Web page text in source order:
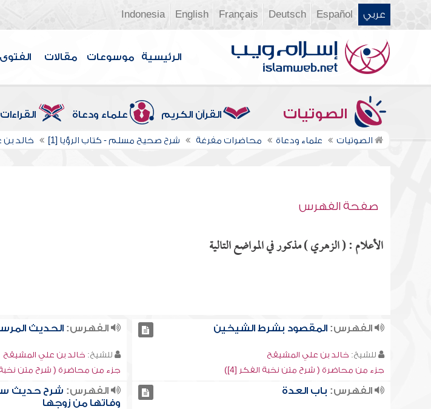
عربي Español
Deutsch
Français
English
Indonesia
الرئيسية موسوعات مقالات الفتوى
الصوتيات القرآن الكريم علماء ودعاة
الصوتيات علماء ودعاة محاضرات مفرغة شرح صحيح مسلم - كتاب الرؤيا [1] خالد
صفحة الفهرس
الأعلام : ( الزهري ) مذكور في المواضع التالية
الفهرس:المقصود بشرط الشيخين
للشيخ: خالد بن علي المشيقح
جزء من محاضرة ( شرح متن نخبة الفكر [4])
الفهرس: الحديث
للشيخ: خالد بن علي المشيقح
جزء من محاضرة ( شرح متن نخبة
الفهرس: باب العدة الفهرس: شرح حديث
وفاتها من زوجها